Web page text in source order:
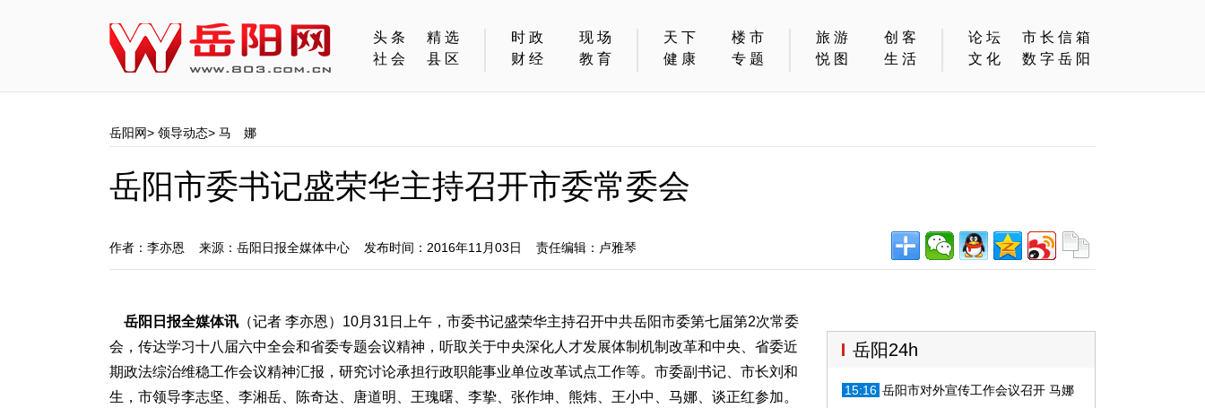
头条
精选
社会
县区
时政
现场
财经
教育
天下
楼市
健康
专题
旅游
创客
悦图
生活
论坛
市长信箱
文化
数字岳阳
岳阳网> 领导动态> 马 娜
岳阳市委书记盛荣华主持召开市委常委会
作者：李亦恩 来源：岳阳日报全媒体中心 发布时间：2016年11月03日 责任编辑：卢雅琴
岳阳日报全媒体讯 （记者 李亦恩）10月31日上午，市委书记盛荣华主持召开中共岳阳市委第七届第2次常委
会，传达学习十八届六中全会和省委专题会议精神，听取关于中央深化人才发展体制机制改革和中央、省委近
期政法综治维稳工作会议精神汇报，研究讨论承担行政职能事业单位改革试点工作等。市委副书记、市长刘和
生，市领导李志坚、李湘岳、陈奇达、唐道明、王瑰曙、李挚、张作坤、熊炜、王小中、马娜、谈正红参加。
岳阳24h
15:16 岳阳市对外宣传工作会议召开 马娜